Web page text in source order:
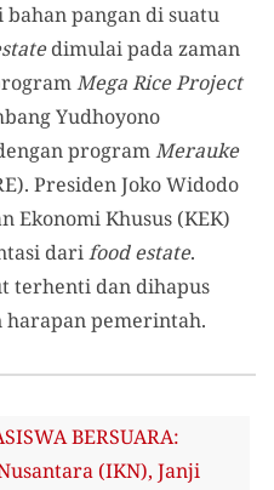
pangan di suatu
dimulai pada zaman
Mega Rice Project
Yudhoyono
programMerauke
Presiden Joko Widodo
Ekonomi Khusus (KEK)
darifood estate.
terhenti dan dihapus
harapan pemerintah.
BERSUARA:
(IKN), Janji